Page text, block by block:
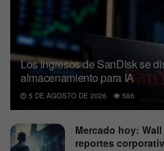
Los ingresos de SanDisk se
almacenamiento para IA
5 DE AGOSTO DE 2026 586
Mercado hoy:
reportes